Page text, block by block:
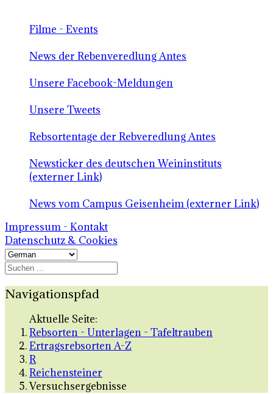
Filme - Events
News der Rebenveredlung Antes
Unsere Facebook-Meldungen
Unsere Tweets
Rebsortentage der Rebveredlung Antes
Newsticker des deutschen Weininstituts
(externer Link)
News vom Campus Geisenheim (externer Link)
Impressum - Kontakt
Datenschutz & Cookies
Navigationspfad
Aktuelle Seite:
Rebsorten - Unterlagen - Tafeltrauben
Ertragsrebsorten A-Z
R
Reichensteiner
Versuchsergebnisse